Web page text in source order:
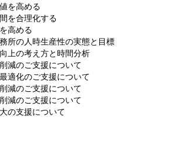
を高める
を合理化する
高める
所の人時生産性の実態と目標
上の考え方と時間分析
減のご支援について
適化のご支援について
減のご支援について
減のご支援について
の支援について